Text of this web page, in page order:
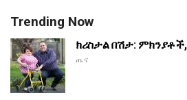
Trending Now
ክሪስታል በሽታ:
ጤና